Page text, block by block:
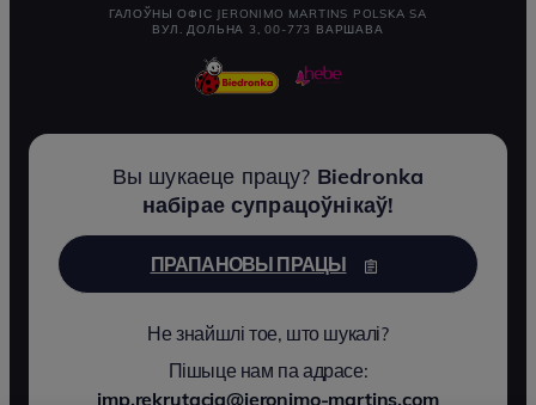
ГАЛОЎНЫ ОФІС JERONIMO MARTINS POLSKA SA
ВУЛ. ДОЛЬНА 3, 00-773 ВАРШАВА
Вы шукаеце працу? Biedronka
набірае супрацоўнікаў!
ПРАПАНОВЫ ПРАЦЫ
Не знайшлі тое, што шукалі?
Пішыце нам па адрасе:
jmp.rekrutacja@jeronimo-martins.com